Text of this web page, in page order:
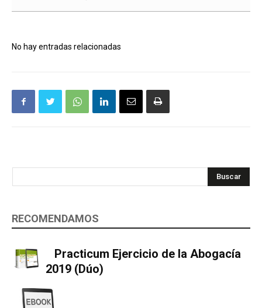
No hay entradas relacionadas
Buscar
RECOMENDAMOS
Practicum Ejercicio de la Abogacía
2019 (Dúo)